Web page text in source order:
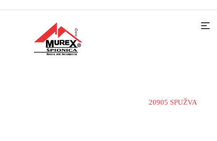
20905 SPUŽVA